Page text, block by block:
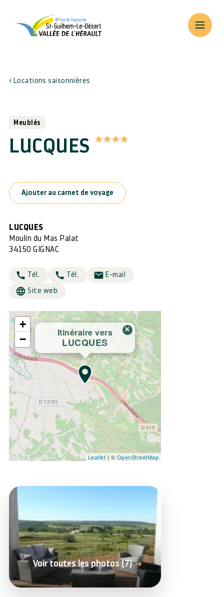
Locations saisonnières
Meublés
LUCQUES
Ajouter au carnet de voyage
LUCQUES
Moulin du Mas Palat
34150 GIGNAC
Tél. Tél. E-mail
Site web
Itinéraire vers
LUCQUES
×
+
−
Leaflet | © OpenStreetMap
Voir toutes les photos (7)